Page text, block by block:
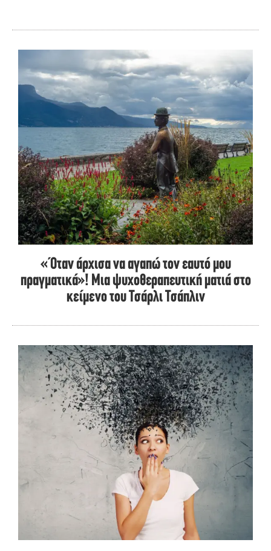
«Όταν άρχισα να αγαπώ τον εαυτό μου
πραγματικά»! Μια ψυχοθεραπευτική ματιά στο
κείμενο του Τσάρλι Τσάπλιν